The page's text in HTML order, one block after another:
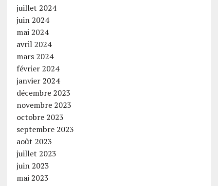
juillet 2024
juin 2024
mai 2024
avril 2024
mars 2024
février 2024
janvier 2024
décembre 2023
novembre 2023
octobre 2023
septembre 2023
août 2023
juillet 2023
juin 2023
mai 2023